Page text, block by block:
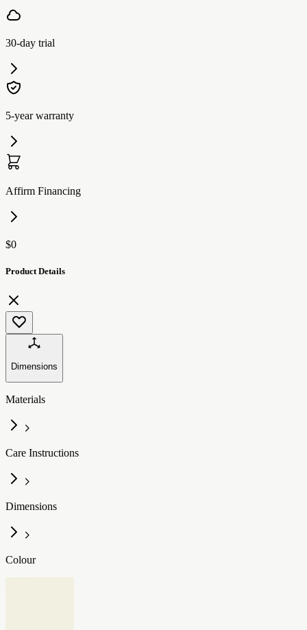
30-day trial
5-year warranty
Affirm Financing
$0
Product Details
Dimensions
Materials
Care Instructions
Dimensions
Colour